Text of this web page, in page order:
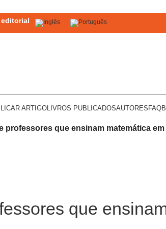
editorial
ARTIGOLIVROS PUBLICADOSAUTORES FAQ
professores que ensinam matemática
que